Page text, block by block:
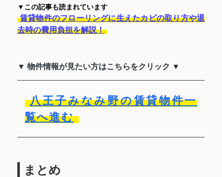
▼この記事も読まれています
賃貸物件のフローリングに生えたカビの取り方や退
去時の費用負担を解説！
▼ 物件情報が見たい方はこちらをクリック ▼
八王子みなみ野の賃貸物件一
覧へ進む
まとめ